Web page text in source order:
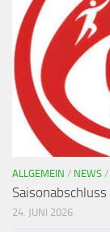
ALLGEMEIN / NEWS /
24. JUNI 2026